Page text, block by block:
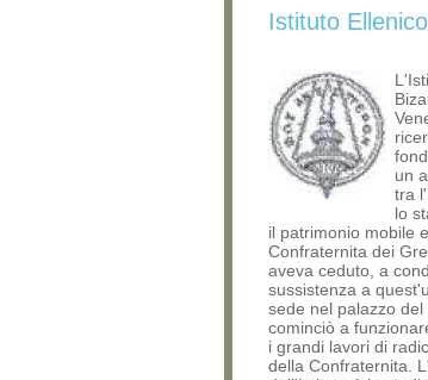
Istituto
un
tra
lo
il patrimonio mobile
Confraternita dei
aveva ceduto, a
sussistenza a
sede nel palazzo del
cominciò a
i grandi lavori di
della Confraternita.